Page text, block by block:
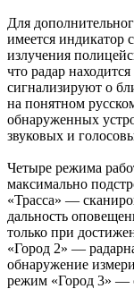
Для
имеется индикатор
излучения
что радар
сигнализируют о
на понятном
обнаруженных
звуковых и
Четыре режима
максимально
«Трасса» —
дальность
только при
«Город 2» —
обнаружение
режим «Город 3» —